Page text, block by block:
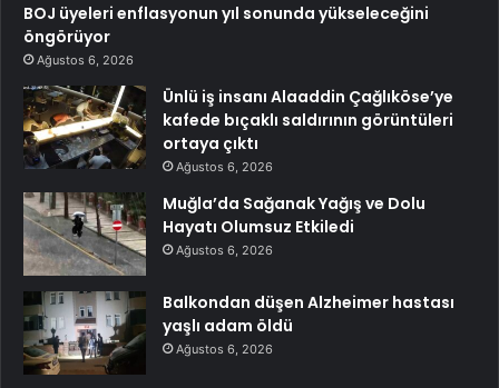
BOJ üyeleri enflasyonun yıl sonunda yükseleceğini
öngörüyor
Ağustos 6, 2026
Ünlü iş insanı Alaaddin Çağlıköse’ye
kafede bıçaklı saldırının görüntüleri
ortaya çıktı
Ağustos 6, 2026
Muğla’da Sağanak Yağış ve Dolu
Hayatı Olumsuz Etkiledi
Ağustos 6, 2026
Balkondan düşen Alzheimer hastası
yaşlı adam öldü
Ağustos 6, 2026